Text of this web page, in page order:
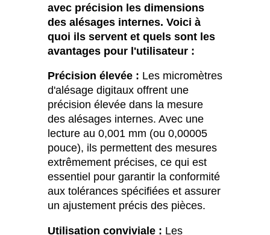
avec précision les dimensions
des alésages internes. Voici à
quoi ils servent et quels sont les
avantages pour l'utilisateur :
Précision élevée : Les micromètres
d'alésage digitaux offrent une
précision élevée dans la mesure
des alésages internes. Avec une
lecture au 0,001 mm (ou 0,00005
pouce), ils permettent des mesures
extrêmement précises, ce qui est
essentiel pour garantir la conformité
aux tolérances spécifiées et assurer
un ajustement précis des pièces.
Utilisation conviviale : Les